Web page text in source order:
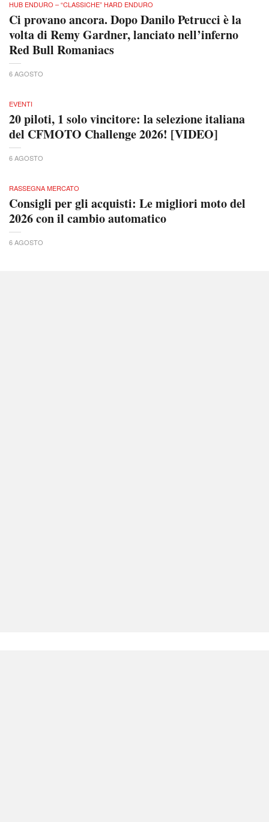
HUB ENDURO – “CLASSICHE” HARD ENDURO
Ci provano ancora. Dopo Danilo Petrucci è la
volta di Remy Gardner, lanciato nell’inferno
Red Bull Romaniacs
6 AGOSTO
EVENTI
20 piloti, 1 solo vincitore: la selezione italiana
del CFMOTO Challenge 2026! [VIDEO]
6 AGOSTO
RASSEGNA MERCATO
Consigli per gli acquisti: Le migliori moto del
2026 con il cambio automatico
6 AGOSTO